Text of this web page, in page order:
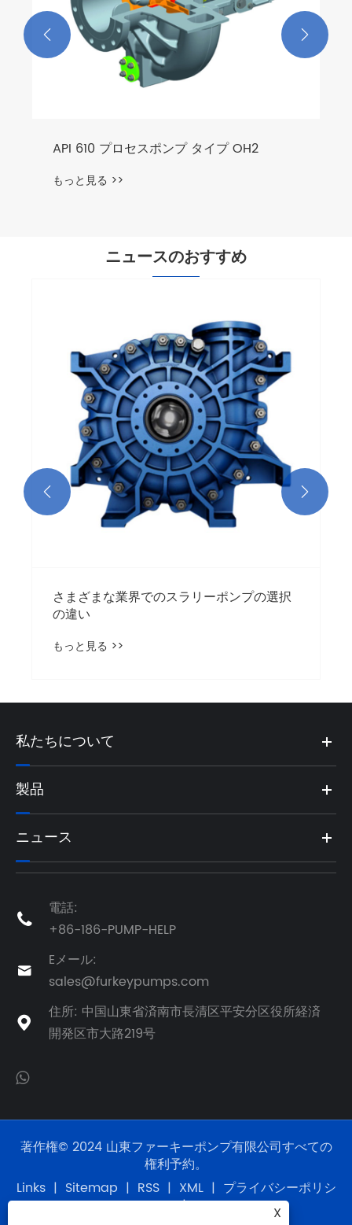
 
ニュースのおすすめ
ウォーターポンプの多機能応用シナリオは
もっと見る >>
 
私たちについて
製品
ニュース

電話:
+86-186-PUMP-HELP

Eメール:
sales@furkeypumps.com

住所: 中国山東省済南市長清区平安分区役所経済
開発区市大路219号
著作権© 2024 山東ファーキーポンプ有限公司すべての
権利予約。
Links | Sitemap | RSS | XML | プライバシーポリシ
ー |
X